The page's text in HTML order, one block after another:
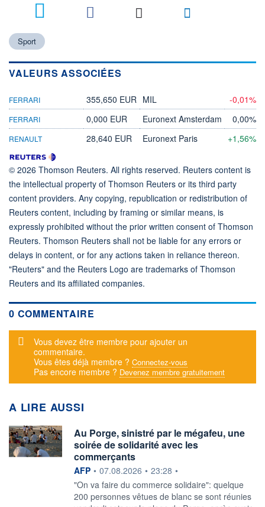
Sport
VALEURS ASSOCIÉES
FERRARI 355,650 EUR MIL -0,01%
FERRARI 0,000 EUR Euronext Amsterdam 0,00%
RENAULT 28,640 EUR Euronext Paris +1,56%
© 2026 Thomson Reuters. All rights reserved. Reuters content is
the intellectual property of Thomson Reuters or its third party
content providers. Any copying, republication or redistribution of
Reuters content, including by framing or similar means, is
expressly prohibited without the prior written consent of Thomson
Reuters. Thomson Reuters shall not be liable for any errors or
delays in content, or for any actions taken in reliance thereon.
"Reuters" and the Reuters Logo are trademarks of Thomson
Reuters and its affiliated companies.
0 COMMENTAIRE
Message d'alerte
Vous devez être membre pour ajouter un
commentaire.
Vous êtes déjà membre ? Connectez-vous
Pas encore membre ? Devenez membre gratuitement
A LIRE AUSSI
Au Porge, sinistré par le mégafeu, une
soirée de solidarité avec les
commerçants
information fournie par
AFP • 07.08.2026 • 23:28 •
"On va faire du commerce solidaire": quelque
200 personnes vêtues de blanc se sont réunies